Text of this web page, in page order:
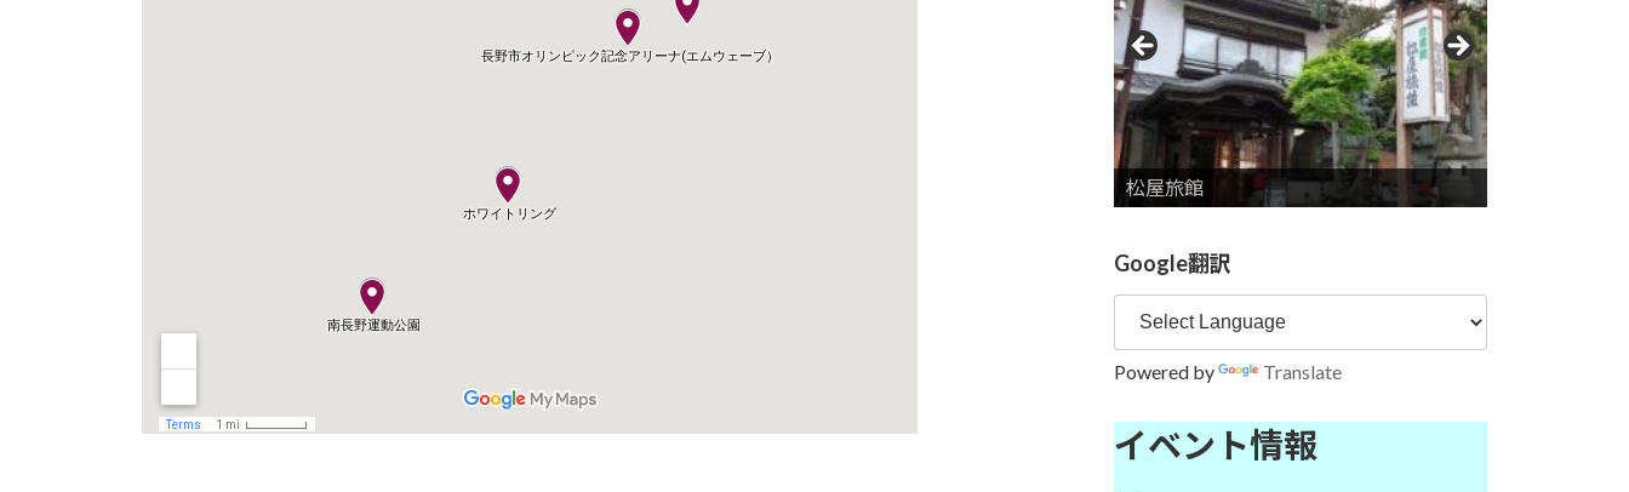
清水屋旅館
松屋旅館
いづみや旅館
信州天空RESORT ARCADIA ～ふたつと
ない景色～
中央館 清水屋旅館
THE SAIHOKUKAN HOTEL
ホテル国際２１
ホテルやま
ホテル自彊館（じきょうかん）
長野第一ホテル
旅館大橋
ホテルJALシティ長野
ホテル ニューやま
ホテル メトロポリタン長野
東横イン長野駅善光寺口
長野 東急ＲＥＩ ホテル
アソビーバ ナガノパーク
ホテルリブマックスPREMIUM長野駅前
山楼海鮮 懐石 萬佳亭
THE FUJIYA GOHONJIN
喫茶・カフェ 中村屋吉右衛門
スマイルホテル長野
東横INN長野駅東口
シャトレーゼホテル長野
Google翻訳
Powered by Translate
イベント情報